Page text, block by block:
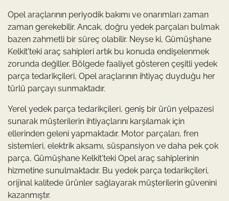
Opel araçlarının periyodik bakımı ve onarımları zaman
zaman gerekebilir. Ancak, doğru yedek parçaları bulmak
bazen zahmetli bir süreç olabilir. Neyse ki, Gümüşhane
Kelkit'teki araç sahipleri artık bu konuda endişelenmek
zorunda değiller. Bölgede faaliyet gösteren çeşitli yedek
parça tedarikçileri, Opel araçlarının ihtiyaç duyduğu her
türlü parçayı sunmaktadır.
Yerel yedek parça tedarikçileri, geniş bir ürün yelpazesi
sunarak müşterilerin ihtiyaçlarını karşılamak için
ellerinden geleni yapmaktadır. Motor parçaları, fren
sistemleri, elektrik aksamı, süspansiyon ve daha pek çok
parça, Gümüşhane Kelkit'teki Opel araç sahiplerinin
hizmetine sunulmaktadır. Bu yedek parça tedarikçileri,
orijinal kalitede ürünler sağlayarak müşterilerin güvenini
kazanmıştır.